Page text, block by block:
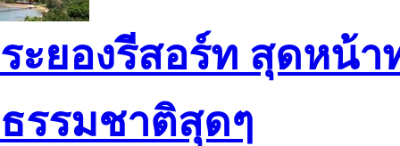
ระยองรีสอร์ท สุดหน้
ธรรมชาติสุดๆ